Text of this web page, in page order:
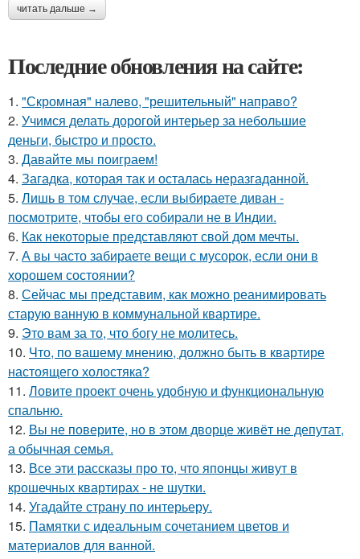
читать дальше →
Последние обновления на сайте:
1. "Скромная" налево, "решительный" направо?
2. Учимся делать дорогой интерьер за небольшие
деньги, быстро и просто.
3. Давайте мы поиграем!
4. Загадка, которая так и осталась неразгаданной.
5. Лишь в том случае, если выбираете диван -
посмотрите, чтобы его собирали не в Индии.
6. Как некоторые представляют свой дом мечты.
7. А вы часто забираете вещи с мусорок, если они в
хорошем состоянии?
8. Сейчас мы представим, как можно реанимировать
старую ванную в коммунальной квартире.
9. Это вам за то, что богу не молитесь.
10. Что, по вашему мнению, должно быть в квартире
настоящего холостяка?
11. Ловите проект очень удобную и функциональную
спальню.
12. Вы не поверите, но в этом дворце живёт не депутат,
а обычная семья.
13. Все эти рассказы про то, что японцы живут в
крошечных квартирах - не шутки.
14. Угадайте страну по интерьеру.
15. Памятки с идеальным сочетанием цветов и
материалов для ванной.